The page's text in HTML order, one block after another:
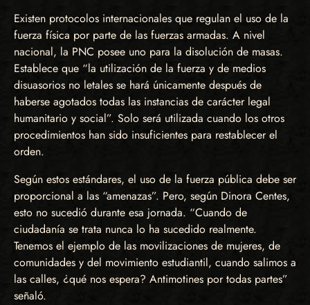
Existen protocolos internacionales que regulan el uso de la
fuerza física por parte de las fuerzas armadas. A nivel
nacional, la PNC posee uno para la disolución de masas.
Establece que “la utilización de la fuerza y de medios
disuasorios no letales se hará únicamente después de
haberse agotados todas las instancias de carácter legal
humanitario y social”. Solo será utilizada cuando los otros
procedimientos han sido insuficientes para restablecer el
orden.
Según estos estándares, el uso de la fuerza pública debe ser
proporcional a las “amenazas”. Pero, según Dinora Centes,
esto no sucedió durante esa jornada. “Cuando de
ciudadanía se trata nunca lo ha sucedido realmente.
Tenemos el ejemplo de las movilizaciones de mujeres, de
comunidades y del movimiento estudiantil, cuando salimos a
las calles, ¿qué nos espera? Antimotines por todas partes”
señaló.